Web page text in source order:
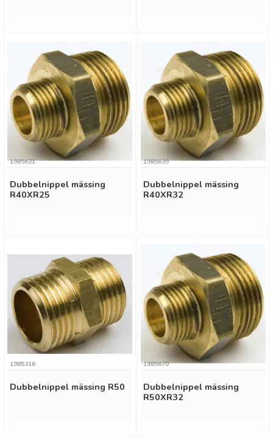
Dubbelnippel mässing
R40XR25
1985621
Dubbelnippel mässing
R40XR32
1985639
Dubbelnippel mässing R50
1985316
Dubbelnippel mässing
R50XR32
1985670